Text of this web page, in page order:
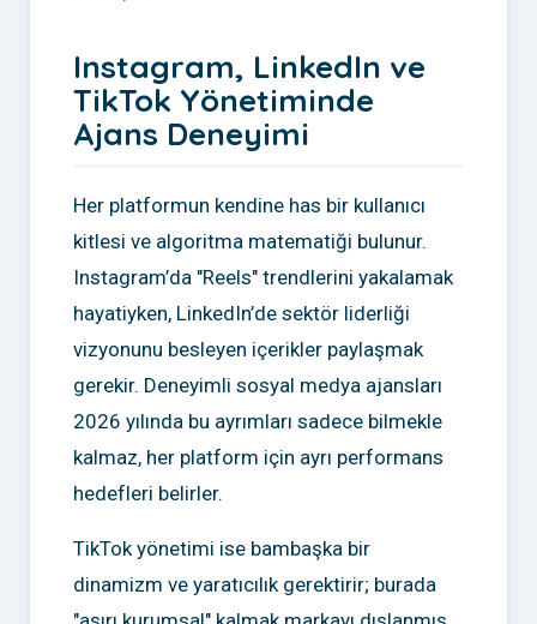
Instagram, LinkedIn ve
TikTok Yönetiminde
Ajans Deneyimi
Her platformun kendine has bir kullanıcı
kitlesi ve algoritma matematiği bulunur.
Instagram’da "Reels" trendlerini yakalamak
hayatiyken, LinkedIn’de sektör liderliği
vizyonunu besleyen içerikler paylaşmak
gerekir. Deneyimli sosyal medya ajansları
2026 yılında bu ayrımları sadece bilmekle
kalmaz, her platform için ayrı performans
hedefleri belirler.
TikTok yönetimi ise bambaşka bir
dinamizm ve yaratıcılık gerektirir; burada